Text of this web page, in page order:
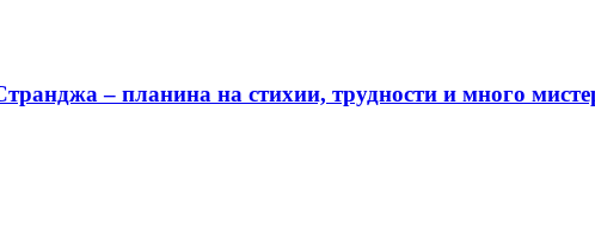
– планина на стихии, трудности и много